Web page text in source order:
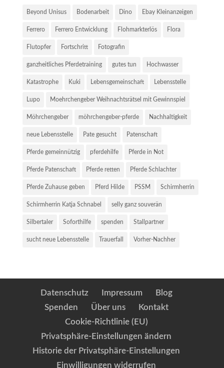
Beyond Unisus Bodenarbeit Dino Ebay Kleinanzeigen
Ferrero Ferrero Entwicklung Flohmarkterlös Flora
Flutopfer Fortschritt Fotografin
ganzheitliches Pferdetraining gutes tun Hochwasser
Katastrophe Kuki Lebensgemeinschaft Lebensstelle
Lupo Moehrchengeber Weihnachtsrätsel mit Gewinnspiel
Möhrchengeber möhrchengeber-pferde Nachhaltigkeit
neue Lebensstelle Pate gesucht Patenschaft
Pferde gemeinnützig pferdehilfe Pferde in Not
Pferde Patenschaft Pferde retten Pferde Schlachter
Pferde Zuhause geben Pferd Hilde PSSM Schirmherrin
Schirmherrin Katja Schnabel selly ganz souverän
Silbertaler Soforthilfe spenden Stallpartner
sucht neue Lebensstelle Trauerfall Vorher-Nachher
Datenschutz Impressum
Blog
Spenden
Über uns
Kontakt
Cookie-Richtlinie (EU)
Privatsphäre-Einstellungen ändern
Historie der Privatsphäre-Einstellungen
Einwilligungen widerrufen